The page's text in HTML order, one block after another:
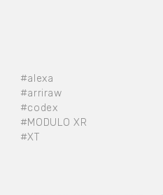
#alexa
#arriraw
#codex
#MODULO XR
#XT